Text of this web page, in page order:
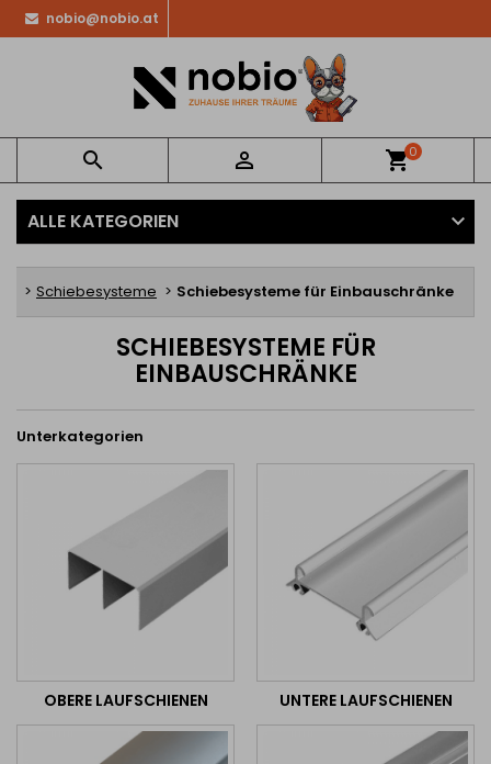
nobio@nobio.at
  shopping_cart0
ALLE KATEGORIEN
Schiebesysteme Schiebesysteme für Einbauschränke
SCHIEBESYSTEME FÜR
EINBAUSCHRÄNKE
Unterkategorien
OBERE LAUFSCHIENEN UNTERE LAUFSCHIENEN